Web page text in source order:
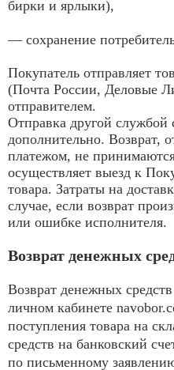
бирки и ярлыки),
— сохранение
Покупатель отправляет
(Почта России, Деловые
отправителем.
Отправка другой службой
дополнительно. Возврат,
платежом, не
осуществляет выезд к
товара. Затраты на
случае, если возврат
или ошибке исполнителя.
Возврат денежных
Возврат денежных
личном кабинете
поступления товара на
средств на банковский
по письменному